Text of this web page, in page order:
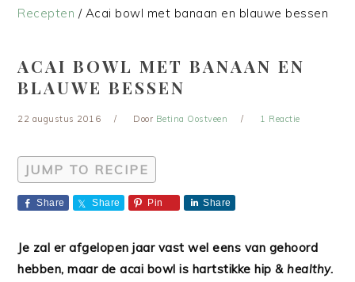
Recepten /Acai bowl met banaan en blauwe bessen
ACAI BOWL MET BANAAN EN
BLAUWE BESSEN
22 augustus 2016 Door Betina Oostveen 1 Reactie
JUMP TO RECIPE
Share Share Pin Share
Je zal er afgelopen jaar vast wel eens van gehoord
hebben, maar de acai bowl is hartstikke hip &healthy.